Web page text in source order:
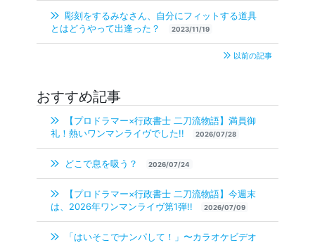
彫刻をするみなさん、自分にフィットする道具
とはどうやって出逢った？
2023/11/19
以前の記事
おすすめ記事
【プロドラマー×行政書士 二刀流物語】満員御
礼！熱いワンマンライヴでした!!
2026/07/28
どこで息を吸う？ 2026/07/24
【プロドラマー×行政書士 二刀流物語】今週末
は、2026年ワンマンライヴ第1弾!!
2026/07/09
「はいそこでナンパして！」〜カラオケビデオ